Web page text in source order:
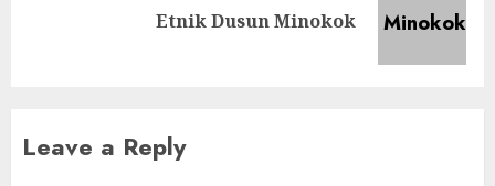
Etnik Dusun Minokok
Leave a Reply